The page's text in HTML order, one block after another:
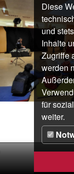
Diese
und
Inhalte
Zugriffe
werden
für
weiter.